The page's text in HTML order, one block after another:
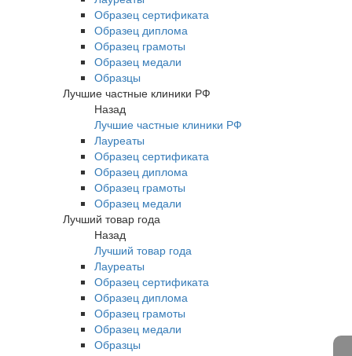
Образец сертификата
Образец диплома
Образец грамоты
Образец медали
Образцы
Лучшие частные клиники РФ
Назад
Лучшие частные клиники РФ
Лауреаты
Образец сертификата
Образец диплома
Образец грамоты
Образец медали
Лучший товар года
Назад
Лучший товар года
Лауреаты
Образец сертификата
Образец диплома
Образец грамоты
Образец медали
Образцы